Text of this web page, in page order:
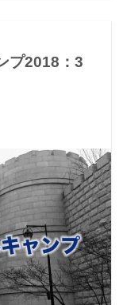
プ2018：3